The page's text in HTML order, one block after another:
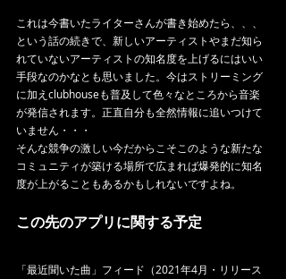
これは今書いたライターさんが書き始めたら、、、
という話の続きで、新しいアーティストやまだ知ら
れていないアーティストの知名度を上げるにはいい
手段なのかなとも思いました。今はストリーミング
に加えclubhouseも普及して色々なところから音楽
が発信されます。正直自分も全然情報に追いつけて
いません・・・
そんな競争の激しい今だからこそこのような新たな
コミュニティが築ける場所で広まれば爆発的に知名
度が上がることもあるかもしれないですよね。
この先のアプリに関する予定
「最近聞いた曲」フィード（2021年4月・リリース